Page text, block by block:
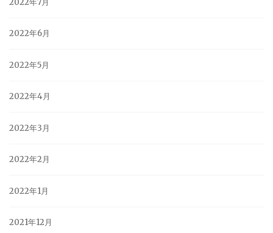
2022年6月
2022年5月
2022年4月
2022年3月
2022年2月
2022年1月
2021年12月